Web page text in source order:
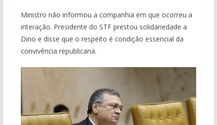
Ministro não informou a companhia em que ocorreu a
interação. Presidente do STF prestou solidariedade a
Dino e disse que o respeito é condição essencial da
convivência republicana.